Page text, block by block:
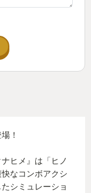
！
ヒメ』は「ヒノ
なコンボアクシ
シミュレーショ